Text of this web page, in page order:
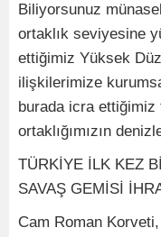
Biliyorsunuz
ortaklık seviyesine
ettiğimiz Yüksek
ilişkilerimize
burada icra
ortaklığımızın
TÜRKİYE İLK KEZ
SAVAŞ GEMİSİ
Cam Roman